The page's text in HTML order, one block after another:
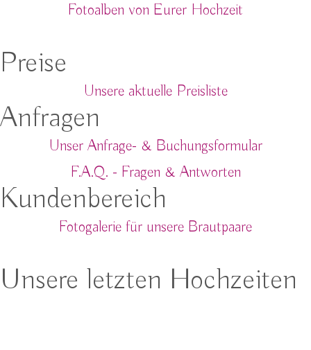
Fotoalben von Eurer Hochzeit
Preise
Unsere aktuelle Preisliste
Anfragen
Unser Anfrage- & Buchungsformular
F.A.Q. - Fragen & Antworten
Kundenbereich
Fotogalerie für unsere Brautpaare
Unsere letzten Hochzeiten